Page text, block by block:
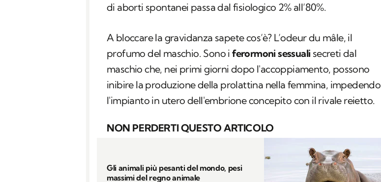
di aborti spontanei passa dal fisiologico 2% all’80%.
A bloccare la gravidanza sapete cos’è? L’odeur du mâle, il
profumo del maschio. Sono iferormoni sessuali secreti dal
maschio che, nei primi giorni dopo l'accoppiamento, possono
inibire la produzione della prolattina nella femmina, impedendo
l'impianto in utero dell'embrione concepito con il rivale reietto.
NON PERDERTI QUESTO ARTICOLO
Gli animali più pesanti del mondo, pesi
massimi del regno animale